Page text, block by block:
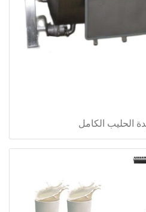
الحليب الكامل